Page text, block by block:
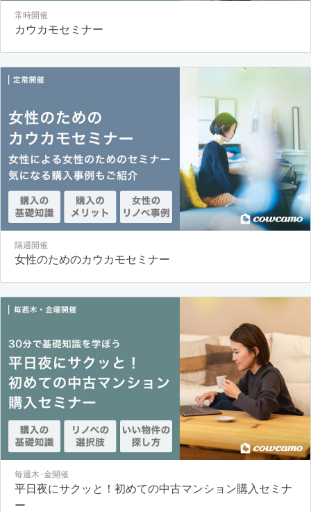
常時開催
カウカモセミナー
隔週開催
女性のためのカウカモセミナー
毎週木･金開催
平日夜にサクッと！初めての中古マンション購入セミナ
ー